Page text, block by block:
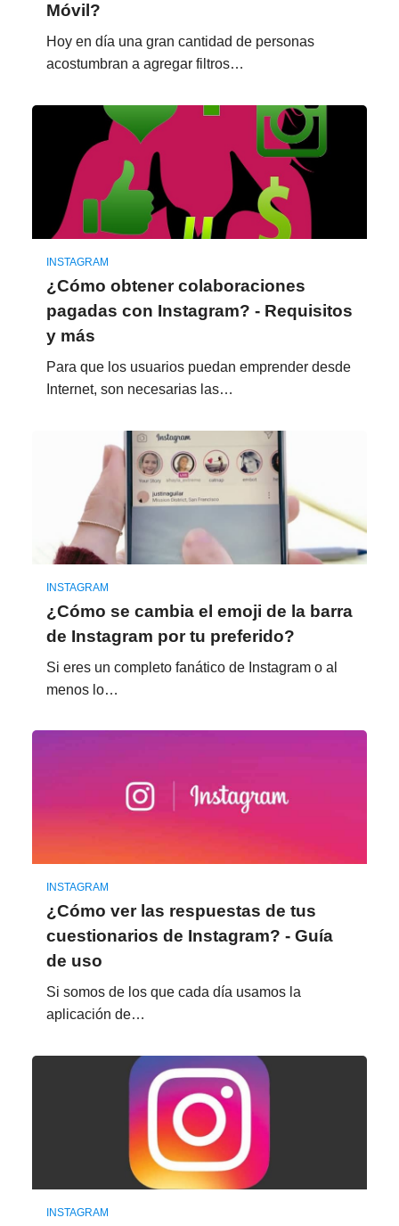
Móvil?
Hoy en día una gran cantidad de personas
acostumbran a agregar filtros…
INSTAGRAM
¿Cómo obtener colaboraciones
pagadas con Instagram? - Requisitos
y más
Para que los usuarios puedan emprender desde
Internet, son necesarias las…
INSTAGRAM
¿Cómo se cambia el emoji de la barra
de Instagram por tu preferido?
Si eres un completo fanático de Instagram o al
menos lo…
INSTAGRAM
¿Cómo ver las respuestas de tus
cuestionarios de Instagram? - Guía
de uso
Si somos de los que cada día usamos la
aplicación de…
INSTAGRAM